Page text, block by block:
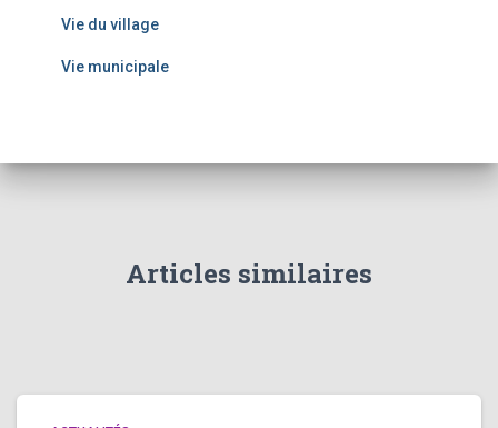
Vie du village
Vie municipale
Articles similaires